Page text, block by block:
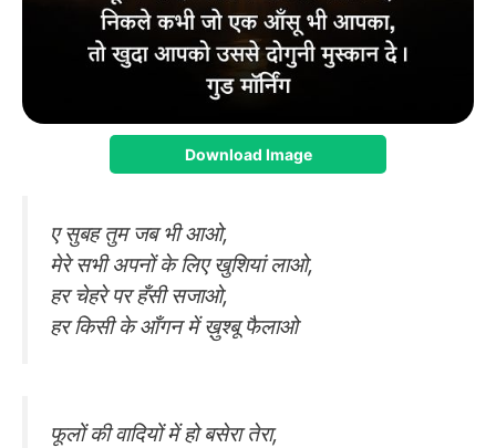
Download Image
ए सुबह तुम जब भी आओ,
मेरे सभी अपनों के लिए खुशियां लाओ,
हर चेहरे पर हँसी सजाओ,
हर किसी के आँगन में ख़ुश्बू फैलाओ
फूलों की वादियों में हो बसेरा तेरा,